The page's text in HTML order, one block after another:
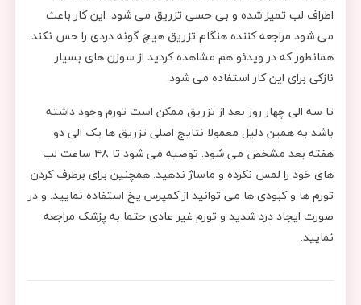
اطراف لب تمیز شده و بی حسی تزریق می شود. این کار باعث
می شود مراجعه کننده هنگام تزریق هیچ گونه دردی را حس نکند.
همانطور که در ویدئو هم مشاهده کردید از سوزن های بسیار
نازکی برای این کار استفاده می شود.
تا سه الی چهار روز بعد از تزریق ممکن است تورم وجود داشته
باشد به همین دلیل معمولا نتایج اصلی تزریق ها یک الی دو
هفته بعد مشخص می شود. توصیه می شود تا ۴۸ ساعت لب
های خود را لمس نکرده و ماساژ ندهید. همچنین برای برطرف کردن
تورم ها و کبودی ها می توانید از کمپرس یخ استفاده نمایید. و در
صورت ایجاد درد شدید و تورم غیر عادی حتما به پزشک مراجعه
نمایید.